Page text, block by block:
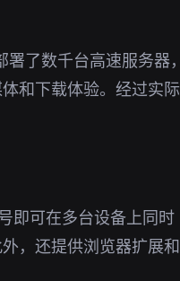
了数千台高速服务器，
和下载体验。经过实际
即可在多台设备上同时
，还提供浏览器扩展和